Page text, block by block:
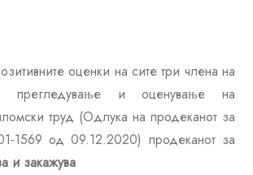
оценки на сите три члена на
прегледување и оценување на
труд (Одлука на продеканот за
1569 од 09.12.2020) продеканот за
и закажува